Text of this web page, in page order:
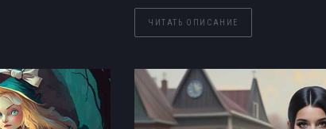
ЧИТАТЬ ОПИСАНИЕ